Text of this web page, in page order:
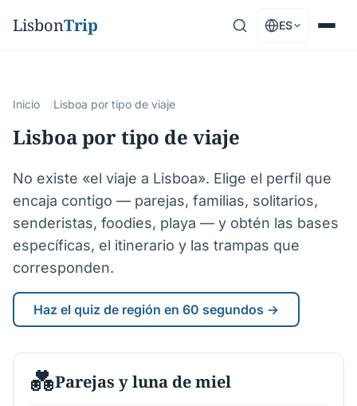
LisbonTrip ES
Inicio Lisboa por tipo de viaje
Lisboa por tipo de viaje
No existe «el viaje a Lisboa». Elige el perfil que
encaja contigo — parejas, familias, solitarios,
senderistas, foodies, playa — y obtén las bases
específicas, el itinerario y las trampas que
corresponden.
Haz el quiz de región en 60 segundos →
💑Parejas y luna de miel